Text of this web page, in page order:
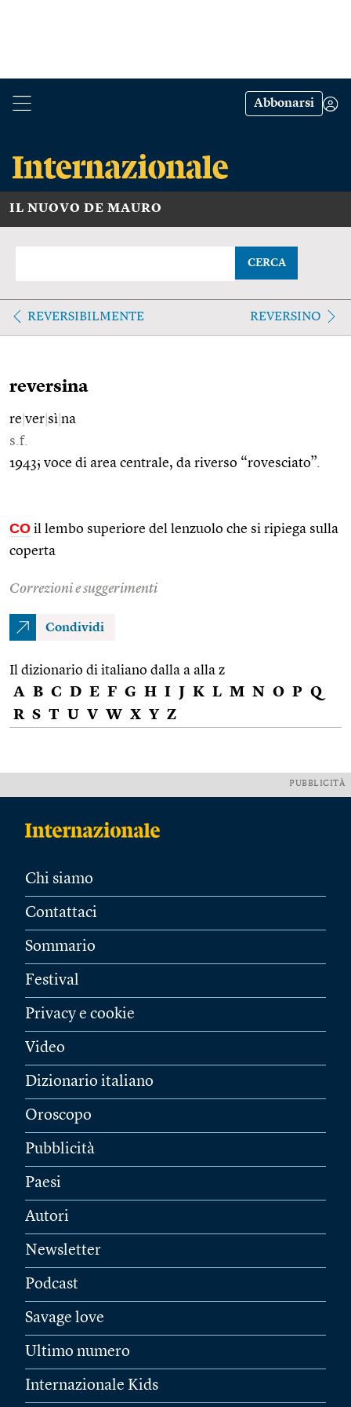
Abbonarsi
IL NUOVO DE MAURO
CERCA
REVERSIBILMENTE REVERSINO
reversina
re ver sì na
s.f.
1943; voce di area centrale, da riverso “rovesciato”.
CO il lembo superiore del lenzuolo che si ripiega sulla
coperta
Correzioni e suggerimenti
Condividi
Il dizionario di italiano dalla a alla z
A B C D E F G H I J K L M N O P Q
R S T U V W X Y Z
PUBBLICITÀ
Chi siamo
Contattaci
Sommario
Festival
Privacy e cookie
Video
Dizionario italiano
Oroscopo
Pubblicità
Paesi
Autori
Newsletter
Podcast
Savage love
Ultimo numero
Internazionale Kids